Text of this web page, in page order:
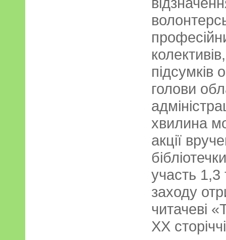
підсумків
голови
хвилина
акції
участь
заходу
читачеві
ХХ